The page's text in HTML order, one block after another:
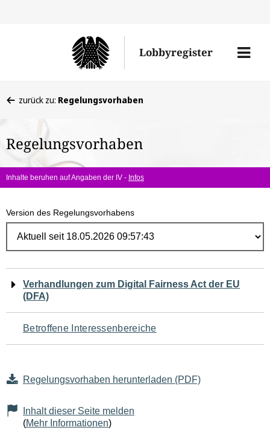
Lobbyregister
Menü
befinden
hier:
zurück zu: Regelungsvorhaben
Regelungsvorhaben
Inhalte beruhen auf Angaben der IV - Infos
Version des Regelungsvorhabens
Navigation
für
den
Verhandlungen zum Digital Fairness Act der EU
(DFA)
Betroffene Interessenbereiche
Regelungsvorhaben herunterladen (PDF)
Inhalt dieser Seite melden
(Mehr Informationen)